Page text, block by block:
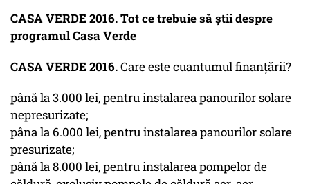
CASA VERDE 2016. Tot ce trebuie să știi despre
programul Casa Verde
CASA VERDE 2016.Care este cuantumul finanţării?
până la 3.000 lei, pentru instalarea panourilor solare
nepresurizate;
pâna la 6.000 lei, pentru instalarea panourilor solare
presurizate;
până la 8.000 lei, pentru instalarea pompelor de